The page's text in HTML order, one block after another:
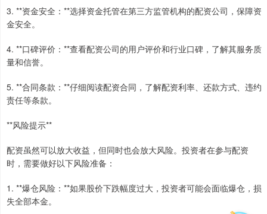
3. **资金安全：**选择资金托管在第三方监管机构的配资公司，保障资
金安全。
4. **口碑评价：**查看配资公司的用户评价和行业口碑，了解其服务质
量和信誉。
5. **合同条款：**仔细阅读配资合同，了解配资利率、还款方式、违约
责任等条款。
**风险提示**
配资虽然可以放大收益，但同时也会放大风险。投资者在参与配资
时，需要做好以下风险准备：
1. **爆仓风险：**如果股价下跌幅度过大，投资者可能会面临爆仓，损
失全部本金。